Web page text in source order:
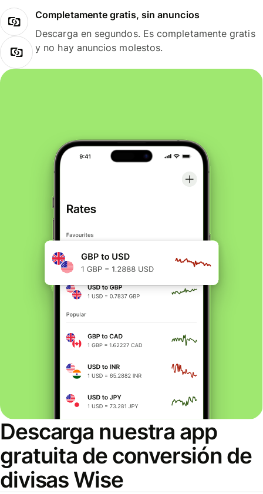
Completamente gratis, sin anuncios
Descarga en segundos. Es completamente gratis
y no hay anuncios molestos.
Descarga nuestra app
gratuita de conversión de
divisas Wise